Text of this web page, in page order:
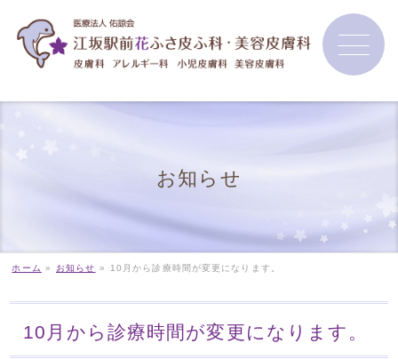
お知らせ
ホーム » お知らせ » 10月から診療時間が変更になります。
10月から診療時間が変更になります。